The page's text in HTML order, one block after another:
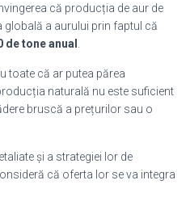
că producția de aur de
globală a aurului prin faptul că
tone anual
toate că ar putea părea
naturală nu este suficient
bruscă a prețurilor sau o
și a strategiei lor de
că oferta lor se va integra